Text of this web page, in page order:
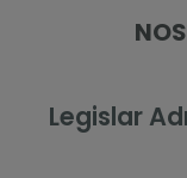
Legislar